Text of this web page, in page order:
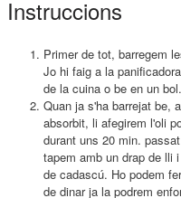
Instruccions
Primer de tot, barregem
Jo hi faig a la
de la cuina o be en un bol.
Quan ja s'ha barrejat be,
absorbit, li afegirem l'oli
durant uns 20 min.
tapem amb un drap de lli
de cadascú. Ho podem
de dinar ja la podrem